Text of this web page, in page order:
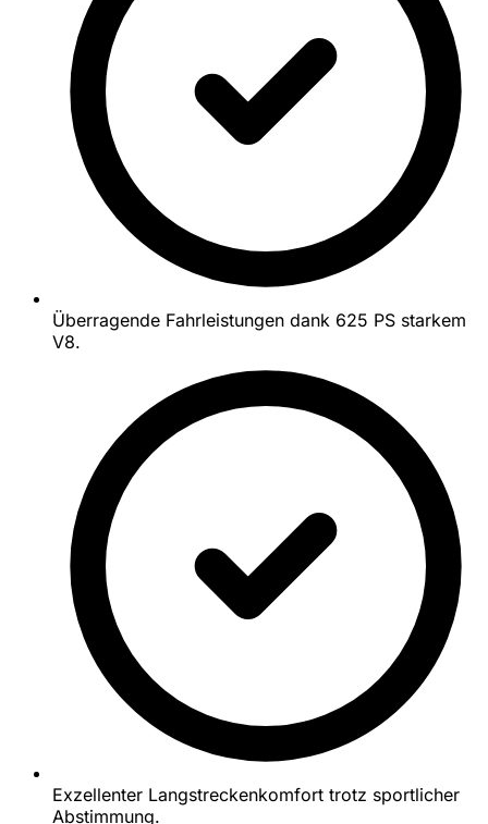
Überragende Fahrleistungen dank 625 PS starkem
V8.
Exzellenter Langstreckenkomfort trotz sportlicher
Abstimmung.